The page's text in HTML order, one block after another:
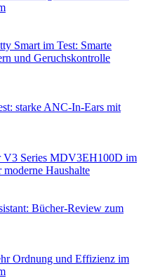
Smart im Test: Smarte
und Geruchskontrolle
starke ANC-In-Ears mit
V3 Series MDV3EH100D im
Haushalte
Bücher-Review zum
Ordnung und Effizienz im